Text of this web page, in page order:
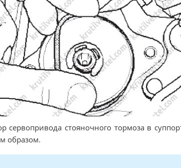
сервопривода стояночного тормоза в
образом.